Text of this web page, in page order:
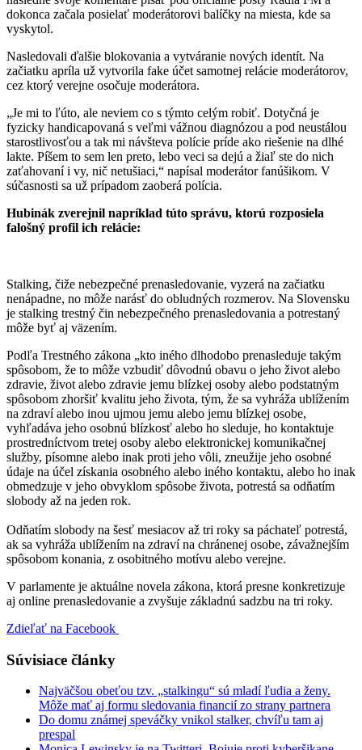
dokonca začala posielať moderátorovi balíčky na miesta, kde sa
vyskytol.
Nasledovali ďalšie blokovania a vytváranie nových identít. Na
začiatku apríla už vytvorila fake účet samotnej relácie moderátorov,
cez ktorý verejne osočuje moderátora.
„Je mi to ľúto, ale neviem co s týmto celým robiť. Dotyčná je
fyzicky handicapovaná s veľmi vážnou diagnózou a pod neustálou
starostlivosťou a tak mi návšteva polície príde ako riešenie na dlhé
lakte. Píšem to sem len preto, lebo veci sa dejú a žiaľ ste do nich
zaťahovaní i vy, nič netušiaci,“ napísal moderátor fanúšikom. V
súčasnosti sa už prípadom zaoberá polícia.
Hubinák zverejnil napríklad túto správu, ktorú rozposiela
falošný profil ich relácie:
Stalking, čiže nebezpečné prenasledovanie, vyzerá na začiatku
nenápadne, no môže narásť do obludných rozmerov. Na Slovensku
je stalking trestný čin nebezpečného prenasledovania a potrestaný
môže byť aj väzením.
Podľa Trestného zákona „kto iného dlhodobo prenasleduje takým
spôsobom, že to môže vzbudiť dôvodnú obavu o jeho život alebo
zdravie, život alebo zdravie jemu blízkej osoby alebo podstatným
spôsobom zhoršiť kvalitu jeho života, tým, že sa vyhráža ublížením
na zdraví alebo inou ujmou jemu alebo jemu blízkej osobe,
vyhľadáva jeho osobnú blízkosť alebo ho sleduje, ho kontaktuje
prostredníctvom tretej osoby alebo elektronickej komunikačnej
služby, písomne alebo inak proti jeho vôli, zneužije jeho osobné
údaje na účel získania osobného alebo iného kontaktu, alebo ho inak
obmedzuje v jeho obvyklom spôsobe života, potrestá sa odňatím
slobody až na jeden rok.
Odňatím slobody na šesť mesiacov až tri roky sa páchateľ potrestá,
ak sa vyhráža ublížením na zdraví na chránenej osobe, závažnejším
spôsobom konania, z osobitného motívu alebo verejne.
V parlamente je aktuálne novela zákona, ktorá presne konkretizuje
aj online prenasledovanie a zvyšuje základnú sadzbu na tri roky.
Zdieľať na Facebook
Súvisiace články
Najväčšou obeťou tzv. „stalkingu“ sú mladí ľudia a ženy.
Môže mať aj formu sledovania financií zo strany partnera
Do domu známej speváčky vnikol stalker, chvíľu tam aj
prespal